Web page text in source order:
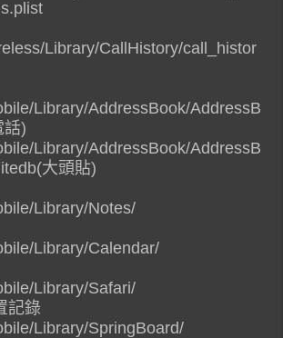
Library/CallHistory/call_histor
Library/AddressBook/AddressB
話)
Library/AddressBook/AddressB
大頭貼)
Library/Notes/
Library/Calendar/
Library/Safari/
記錄
Library/SpringBoard/